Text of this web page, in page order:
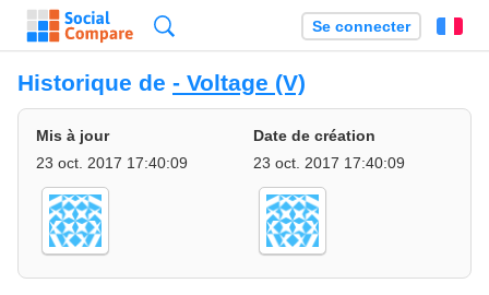
Se connecter
Historique de - Voltage (V)
Mis à jour
23 oct. 2017 17:40:09
Date de création
23 oct. 2017 17:40:09